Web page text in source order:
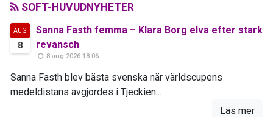
SOFT-HUVUDNYHETER
AUG
8
Sanna Fasth femma – Klara Borg elva efter stark
revansch
8 aug 2026 18:06
Sanna Fasth blev bästa svenska när världscupens
medeldistans avgjordes i Tjeckien...
Läs mer